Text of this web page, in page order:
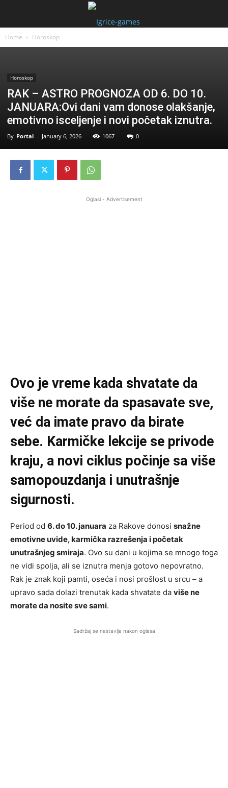
Home Horoskop
Horoskop
RAK – ASTRO PROGNOZA OD 6. DO 10.
JANUARA:Ovi dani vam donose olakšanje,
emotivno isceljenje i novi početak iznutra.
By Portal - January 6, 2026 1067 0
Oglasi - Advertisement
Ovo je vreme kada shvatate da
više ne morate da spasavate sve,
već da imate pravo da birate
sebe. Karmičke lekcije se privode
kraju, a novi ciklus počinje sa više
samopouzdanja i unutrašnje
sigurnosti.
Period od 6. do 10. januara za Rakove donosi snažne
emotivne uvide, karmička razrešenja i početak
unutrašnjeg smiraja. Ovo su dani u kojima se mnogo toga
ne vidi spolja, ali se iznutra menja gotovo nepovratno.
Rak je znak koji pamti, oseća i nosi prošlost u srcu – a
upravo sada dolazi trenutak kada shvatate da više ne
morate da nosite sve sami.
Sadržaj se nastavlja nakon oglasa